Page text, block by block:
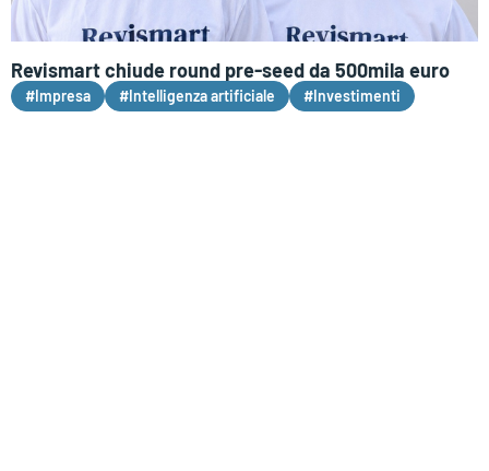
Revismart chiude round pre-seed da 500mila euro
#Impresa #Intelligenza artificiale #Investimenti